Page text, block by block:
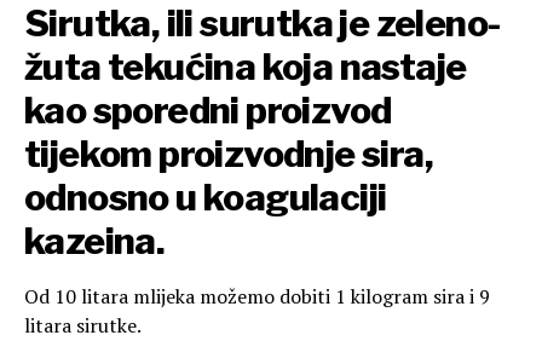
Sirutka, ili surutka je zeleno-
žuta tekućina koja nastaje
kao sporedni proizvod
tijekom proizvodnje sira,
odnosno u koagulaciji
kazeina.
Od 10 litara mlijeka možemo dobiti 1 kilogram sira i 9
litara sirutke.